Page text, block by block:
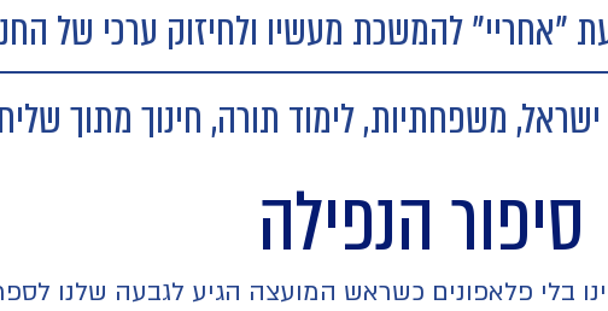
"אחריי" להמשכת מעשיו ולחיזוק ערכי של
משפחתיות, לימוד תורה, חינוך מתוך
סיפור הנפילה
בלי פלאפונים כשראש המועצה הגיע לגבעה שלנו